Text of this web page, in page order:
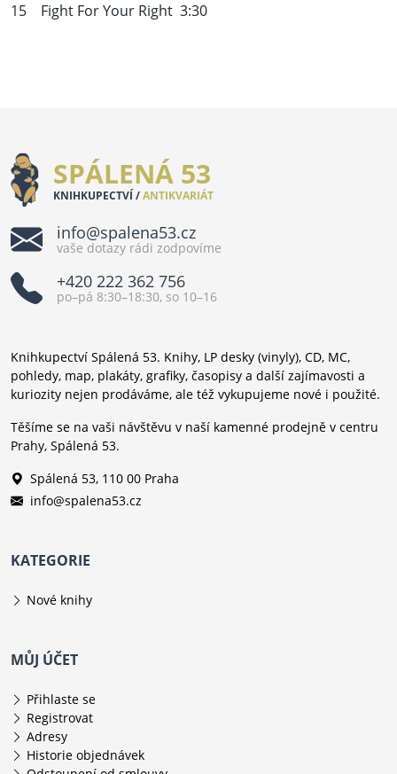
15 Fight For Your Right 3:30
SPÁLENÁ 53
KNIHKUPECTVÍ /ANTIKVARIÁT
info@spalena53.cz
vaše dotazy rádi zodpovíme
+420 222 362 756
po–pá 8:30–18:30, so 10–16
Knihkupectví Spálená 53. Knihy, LP desky (vinyly), CD, MC,
pohledy, map, plakáty, grafiky, časopisy a další zajímavosti a
kuriozity nejen prodáváme, ale též vykupujeme nové i použité.
Těšíme se na vaši návštěvu v naší kamenné prodejně v centru
Prahy, Spálená 53.
Spálená 53, 110 00 Praha
info@spalena53.cz
KATEGORIE
Nové knihy
MŮJ ÚČET
Přihlaste se
Registrovat
Adresy
Historie objednávek